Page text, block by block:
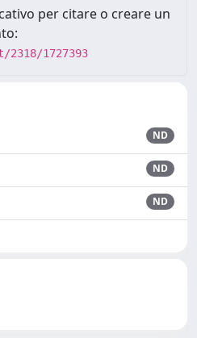
per citare o creare un
1727393
ND
ND
ND